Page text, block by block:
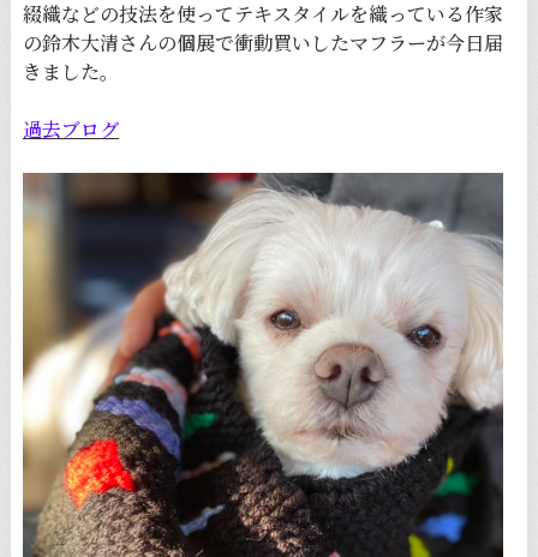
綴織などの技法を使ってテキスタイルを織っている作家
の鈴木大清さんの個展で衝動買いしたマフラーが今日届
きました。
過去ブログ